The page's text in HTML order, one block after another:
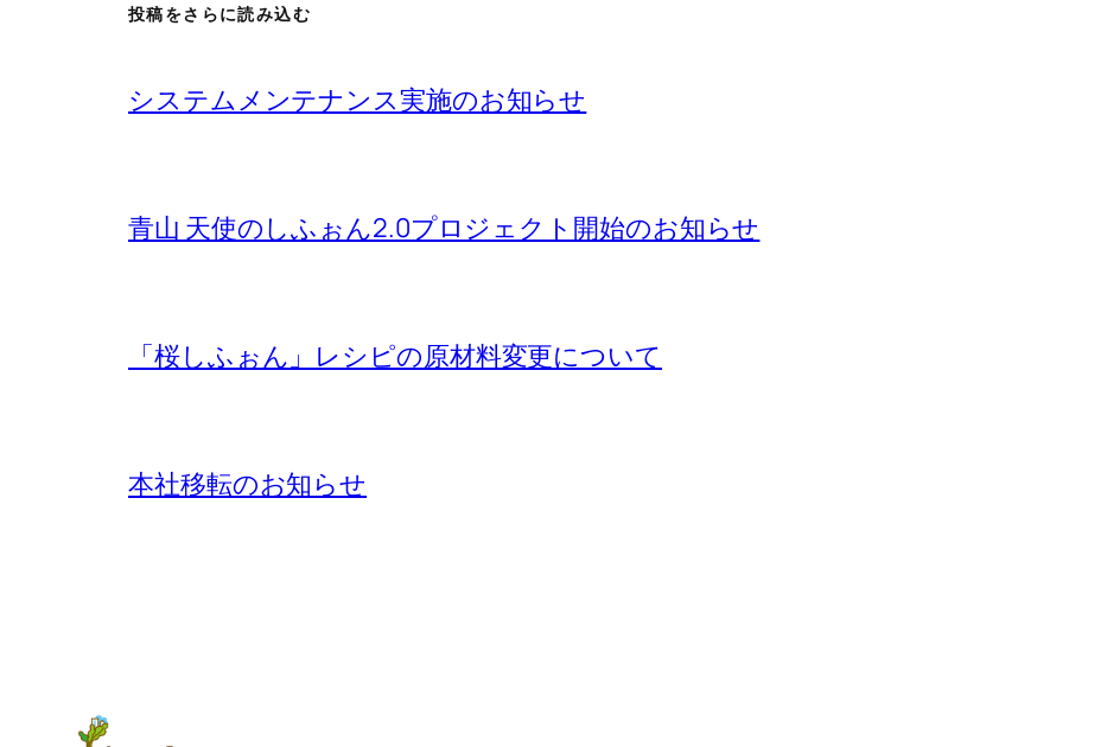
投稿をさらに読み込む
システムメンテナンス実施のお知らせ
青山 天使のしふぉん2.0プロジェクト開始のお知らせ
「桜しふぉん」レシピの原材料変更について
本社移転のお知らせ